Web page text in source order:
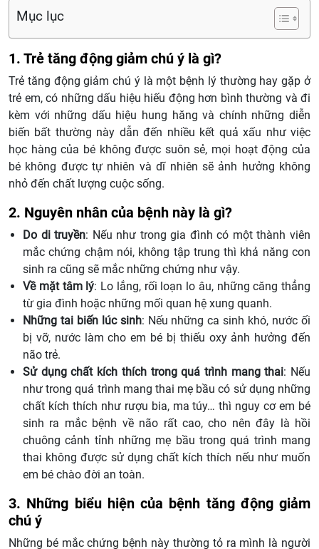
Mục lục
1. Trẻ tăng động giảm chú ý là gì?
Trẻ tăng động giảm chú ý là một bệnh lý thường hay gặp ở
trẻ em, có những dấu hiệu hiếu động hơn bình thường và đi
kèm với những dấu hiệu hung hăng và chính những diễn
biến bất thường này dẫn đến nhiều kết quả xấu như việc
học hàng của bé không được suôn sẻ, mọi hoạt động của
bé không được tự nhiên và dĩ nhiên sẽ ảnh hưởng không
nhỏ đến chất lượng cuộc sống.
2. Nguyên nhân của bệnh này là gì?
Do di truyền: Nếu như trong gia đình có một thành viên
mắc chứng chậm nói, không tập trung thì khả năng con
sinh ra cũng sẽ mắc những chứng như vậy.
Về mặt tâm lý: Lo lắng, rối loạn lo âu, những căng thẳng
từ gia đình hoặc những mối quan hệ xung quanh.
Những tai biến lúc sinh: Nếu những ca sinh khó, nước ối
bị vỡ, nước làm cho em bé bị thiếu oxy ảnh hưởng đến
não trẻ.
Sử dụng chất kích thích trong quá trình mang thai: Nếu
như trong quá trình mang thai mẹ bầu có sử dụng những
chất kích thích như rượu bia, ma túy… thì nguy cơ em bé
sinh ra mắc bệnh về não rất cao, cho nên đây là hồi
chuông cảnh tỉnh những mẹ bầu trong quá trình mang
thai không được sử dụng chất kích thích nếu như muốn
em bé chào đời an toàn.
3. Những biểu hiện của bệnh tăng động giảm
chú ý
Những bé mắc chứng bệnh này thường tỏ ra mình là người